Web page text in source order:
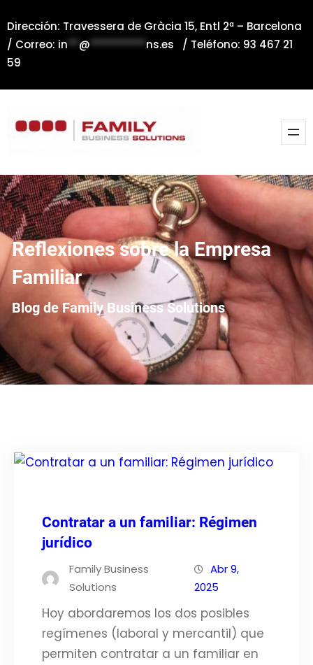
al
contenido
Dirección: Travessera de Gràcia 15, Entl 2ª – Barcelona
/ Correo: in**@**********ns.es / Teléfono: 93 467 21
59
Reflexiones sobre la Empresa
Familiar
Blog de Family Business Solutions
Contratar a un familiar: Régimen
jurídico
Family Business
Solutions
Abr 9,
2025
Hoy abordaremos los dos posibles
regímenes (laboral y mercantil) que
permiten contratar a un familiar en